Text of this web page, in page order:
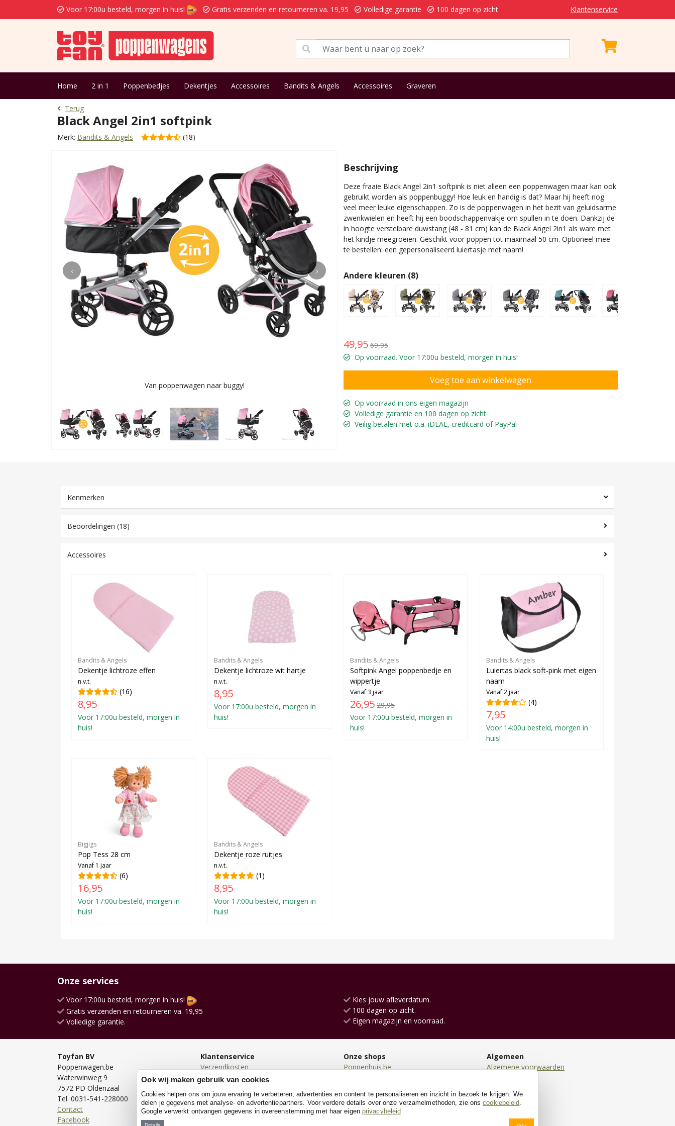
Voor 17:00u besteld, morgen in huis! Gratis verzenden en retourneren va. 19,95 Volledige garantie 100 dagen op zicht Klantenservice
Home 2 in 1 Poppenbedjes Dekentjes Accessoires Bandits & Angels Accessoires Graveren
Terug
Black Angel 2in1 softpink
Merk: Bandits & Angels (18)
‹ ›
Van poppenwagen naar buggy! Poppenwagen en buggy 2in1.
Beschrijving
Deze fraaie Black Angel 2in1 softpink is niet alleen een poppenwagen maar kan ook
gebruikt worden als poppenbuggy! Hoe leuk en handig is dat? Maar hij heeft nog
veel meer leuke eigenschappen. Zo is de poppenwagen in het bezit van geluidsarme
zwenkwielen en heeft hij een boodschappenvakje om spullen in te doen. Dankzij de
in hoogte verstelbare duwstang (48 - 81 cm) kan de Black Angel 2in1 als ware met
het kindje meegroeien. Geschikt voor poppen tot maximaal 50 cm. Optioneel mee
te bestellen: een gepersonaliseerd luiertasje met naam!
Andere kleuren (8)
49,95 69,95
Op voorraad. Voor 17:00u besteld, morgen in huis!
Op voorraad in ons eigen magazijn
Volledige garantie en 100 dagen op zicht
Veilig betalen met o.a. iDEAL, creditcard of PayPal
Kenmerken
Beoordelingen (18)
Accessoires
Bandits & Angels
Dekentje lichtroze effen
n.v.t.
(16)
8,95
Voor 17:00u besteld, morgen in
huis!
Bandits & Angels
Dekentje lichtroze wit hartje
n.v.t.
8,95
Voor 17:00u besteld, morgen in
huis!
Bandits & Angels
Softpink Angel poppenbedje en
wippertje
Vanaf 3 jaar
26,95 29,95
Voor 17:00u besteld, morgen in
huis!
Bandits & Angels
Luiertas black soft-pink met eigen
naam
Vanaf 2 jaar
(4)
7,95
Voor 14:00u besteld, morgen in
huis!
Bigjigs
Pop Tess 28 cm
Vanaf 1 jaar
(6)
16,95
Voor 17:00u besteld, morgen in
huis!
Bandits & Angels
Dekentje roze ruitjes
n.v.t.
(1)
8,95
Voor 17:00u besteld, morgen in
huis!
Onze services
Voor 17:00u besteld, morgen in huis!
Gratis verzenden en retourneren va. 19,95
Volledige garantie.
Kies jouw afleverdatum.
100 dagen op zicht.
Eigen magazijn en voorraad.
Toyfan BV
Poppenwagen.be
Waterwinweg 9
7572 PD Oldenzaal
Tel. 0031-541-228000
Contact
Facebook
Klantenservice
Verzendkosten
Bezorgen
Betalen
Retourneren
Onze shops
Poppenhuis.be
Loopauto.be
SpeeltentXL.be
Algemeen
Algemene voorwaarden
Cookies
Ook wij maken gebruik van cookies
Cookies helpen ons om jouw ervaring te verbeteren, advertenties en content te personaliseren en inzicht in bezoek te krijgen. We
delen je gegevens met analyse- en advertentiepartners. Voor verdere details over onze verzamelmethoden, zie onscookiebeleid
Google verwerkt ontvangen gegevens in overeenstemming met haar eigen privacybeleid
Details